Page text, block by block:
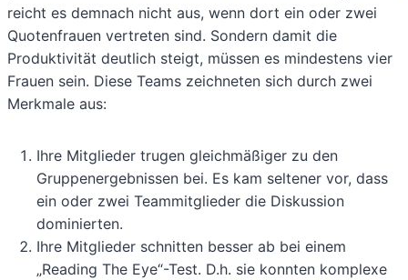
reicht es demnach nicht aus, wenn dort ein oder zwei
Quotenfrauen vertreten sind. Sondern damit die
Produktivität deutlich steigt, müssen es mindestens vier
Frauen sein. Diese Teams zeichneten sich durch zwei
Merkmale aus:
Ihre Mitglieder trugen gleichmäßiger zu den
Gruppenergebnissen bei. Es kam seltener vor, dass
ein oder zwei Teammitglieder die Diskussion
dominierten.
Ihre Mitglieder schnitten besser ab bei einem
„Reading The Eye“-Test. D.h. sie konnten komplexe